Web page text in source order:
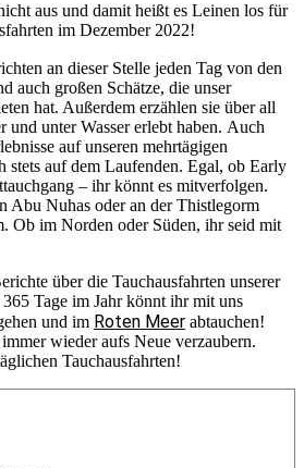
aus und damit heißt es Leinen los für
im Dezember 2022!
an dieser Stelle jeden Tag von den
auch großen Schätze, die unser
hat. Außerdem erzählen sie über all
und unter Wasser erlebt haben. Auch
auf unseren mehrtägigen
stets auf dem Laufenden. Egal, ob Early
– ihr könnt es mitverfolgen.
Abu Nuhas oder an der Thistlegorm
Ob im Norden oder Süden, ihr seid mit
über die Tauchausfahrten unserer
Tage im Jahr könnt ihr mit uns
und im Roten Meer abtauchen!
wieder aufs Neue verzaubern.
Tauchausfahrten!